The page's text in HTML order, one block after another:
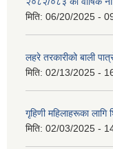
मिति: 06/20/2025 -
लहरे तरकारीको बाली
मिति: 02/13/2025 -
गृहिणी महिलाहरूका लागि
मिति: 02/03/2025 -